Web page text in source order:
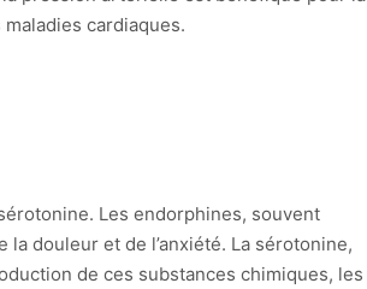
cardiaques.
Les endorphines, souvent
douleur et de l’anxiété. La sérotonine,
de ces substances chimiques, les